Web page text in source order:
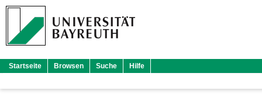
Startseite Browsen Suche Hilfe